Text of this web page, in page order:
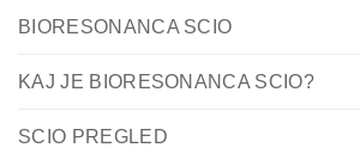
BIORESONANCA SCIO
KAJ JE BIORESONANCA SCIO?
SCIO PREGLED